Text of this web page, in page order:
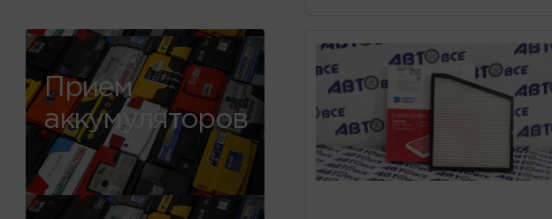
Прием
аккумуляторов